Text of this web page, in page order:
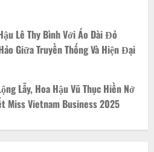
Lê Thy Bình Với Áo Dài Đỏ
Giữa Truyền Thống Và Hiện Đại
Lẫy, Hoa Hậu Vũ Thục Hiền Nở
Miss Vietnam Business 2025